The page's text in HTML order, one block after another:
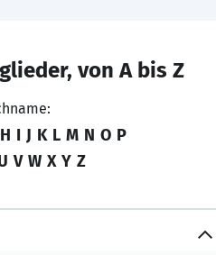
von A bis Z
H I J K L M N O P
V W X Y Z